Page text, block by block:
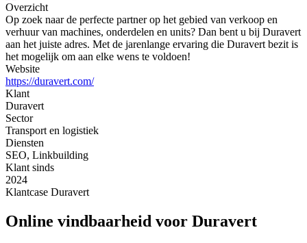
Overzicht
Op zoek naar de perfecte partner op het gebied van verkoop en
verhuur van machines, onderdelen en units? Dan bent u bij Duravert
aan het juiste adres. Met de jarenlange ervaring die Duravert bezit is
het mogelijk om aan elke wens te voldoen!
Website
https://duravert.com/
Klant
Duravert
Sector
Transport en logistiek
Diensten
SEO, Linkbuilding
Klant sinds
2024
Klantcase Duravert
Online vindbaarheid voor Duravert